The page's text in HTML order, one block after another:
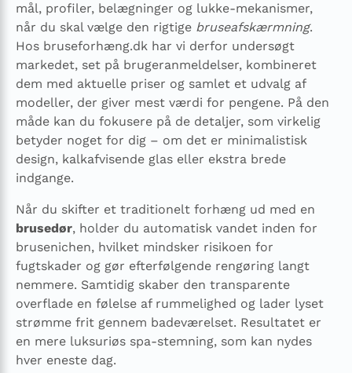
mål, profiler, belægninger og lukke-mekanismer,
når du skal vælge den rigtige bruseafskærmning.
Hos bruseforhæng.dk har vi derfor undersøgt
markedet, set på brugeranmeldelser, kombineret
dem med aktuelle priser og samlet et udvalg af
modeller, der giver mest værdi for pengene. På den
måde kan du fokusere på de detaljer, som virkelig
betyder noget for dig – om det er minimalistisk
design, kalkafvisende glas eller ekstra brede
indgange.
Når du skifter et traditionelt forhæng ud med en
brusedør, holder du automatisk vandet inden for
brusenichen, hvilket mindsker risikoen for
fugtskader og gør efterfølgende rengøring langt
nemmere. Samtidig skaber den transparente
overflade en følelse af rummelighed og lader lyset
strømme frit gennem badeværelset. Resultatet er
en mere luksuriøs spa-stemning, som kan nydes
hver eneste dag.